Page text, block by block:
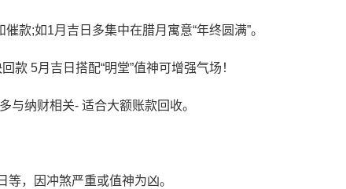
催款;如1月吉日多集中在腊月寓意“年终圆满”。
款 5月吉日搭配“明堂”值神可增强气场！
与纳财相关- 适合大额账款回收。
等，因冲煞严重或值神为凶。